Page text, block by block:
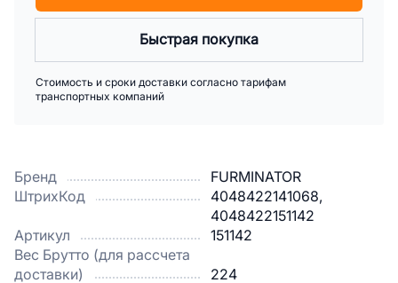
Бренд
FURMINATOR
ШтрихКод
4048422141068,
4048422151142
Артикул
151142
Вес Брутто (для рассчета
доставки)
224
Быстрая покупка
Стоимость и сроки доставки согласно тарифам
транспортных компаний